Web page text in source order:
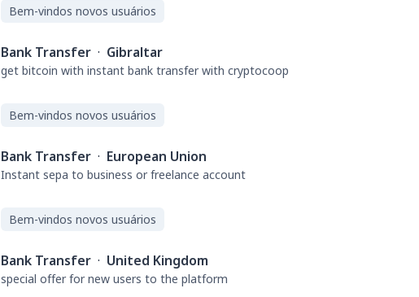
Bem-vindos novos usuários
Bank Transfer · Gibraltar
get bitcoin with instant bank transfer with cryptocoop
Bem-vindos novos usuários
Bank Transfer · European Union
Instant sepa to business or freelance account
Bem-vindos novos usuários
Bank Transfer · United Kingdom
special offer for new users to the platform